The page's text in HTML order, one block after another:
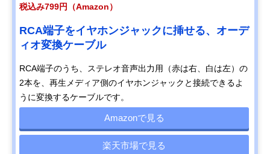
税込み799円（Amazon）
RCA端子をイヤホンジャックに挿せる、オーデ
ィオ変換ケーブル
RCA端子のうち、ステレオ音声出力用（赤は右、白は左）の
2本を、再生メディア側のイヤホンジャックと接続できるよ
うに変換するケーブルです。
Amazonで見る
楽天市場で見る